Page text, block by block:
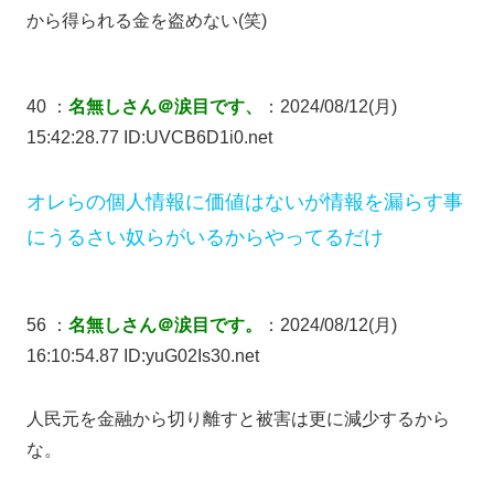
から得られる金を盗めない(笑)
40 ： 名無しさん＠涙目です、
：2024/08/12(月)
15:42:28.77 ID:UVCB6D1i0.net
オレらの個人情報に価値はないが情報を漏らす事
にうるさい奴らがいるからやってるだけ
56 ： 名無しさん＠涙目です。
：2024/08/12(月)
16:10:54.87 ID:yuG02Is30.net
人民元を金融から切り離すと被害は更に減少するから
な。